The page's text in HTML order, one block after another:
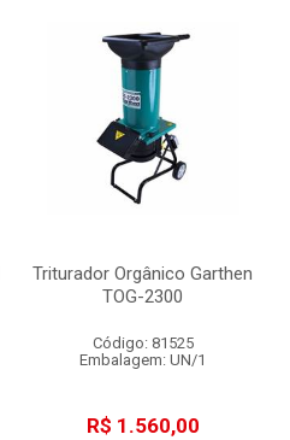
Triturador Orgânico Garthen
TOG-2300
Código: 81525
Embalagem: UN/1
R$ 1.560,00